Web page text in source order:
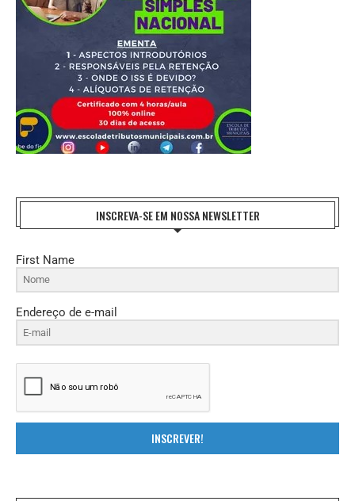
INSCREVA-SE EM NOSSA NEWSLETTER
First Name
Endereço de e-mail
INSCREVER!